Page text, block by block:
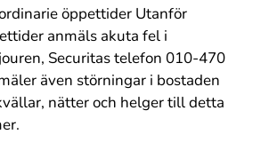
öppettider Utanför
anmäls akuta fel i
Securitas telefon 010-470
även störningar i bostaden
nätter och helger till detta